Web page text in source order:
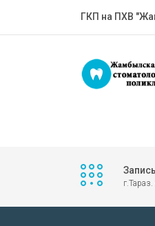
ГКП на ПХВ